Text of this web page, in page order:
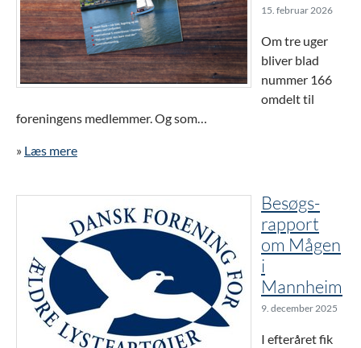
15. februar 2026
Om tre uger
bliver blad
nummer 166
omdelt til
foreningens medlemmer. Og som…
» Læs mere
Besøgs-
rapport
om Mågen
i
Mannheim
9. december 2025
I efteråret fik